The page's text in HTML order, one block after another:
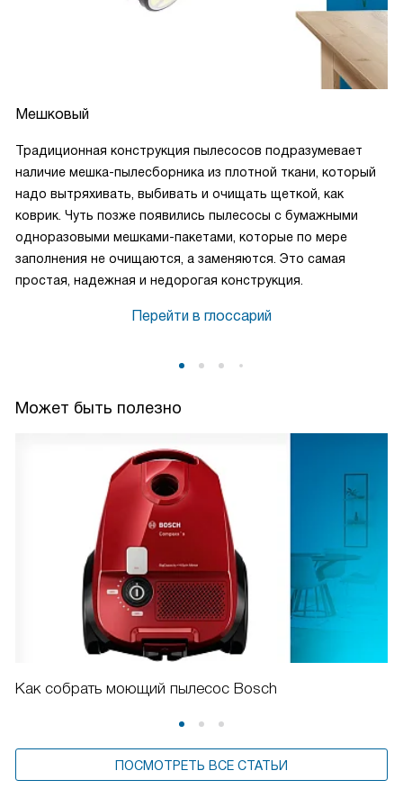
Может быть полезно
Как собрать моющий пылесос Bosch
ПОСМОТРЕТЬ ВСЕ СТАТЬИ
Мешковый
Традиционная конструкция пылесосов подразумевает
наличие мешка-пылесборника из плотной ткани, который
надо вытряхивать, выбивать и очищать щеткой, как
коврик. Чуть позже появились пылесосы с бумажными
одноразовыми мешками-пакетами, которые по мере
заполнения не очищаются, а заменяются. Это самая
простая, надежная и недорогая конструкция.
Перейти в глоссарий